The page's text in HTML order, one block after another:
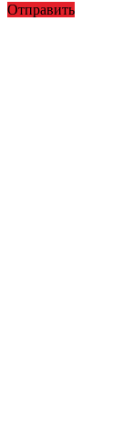
Отправить